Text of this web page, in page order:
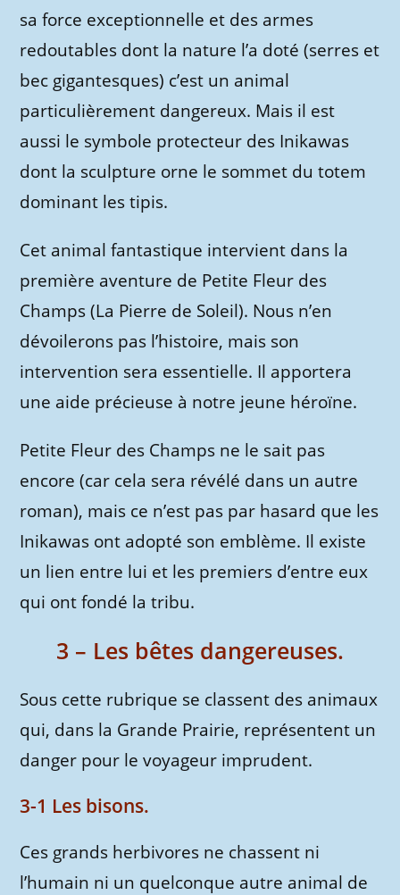
sa force exceptionnelle et des armes
redoutables dont la nature l’a doté (serres et
bec gigantesques) c’est un animal
particulièrement dangereux. Mais il est
aussi le symbole protecteur des Inikawas
dont la sculpture orne le sommet du totem
dominant les tipis.
Cet animal fantastique intervient dans la
première aventure de Petite Fleur des
Champs (La Pierre de Soleil). Nous n’en
dévoilerons pas l’histoire, mais son
intervention sera essentielle. Il apportera
une aide précieuse à notre jeune héroïne.
Petite Fleur des Champs ne le sait pas
encore (car cela sera révélé dans un autre
roman), mais ce n’est pas par hasard que les
Inikawas ont adopté son emblème. Il existe
un lien entre lui et les premiers d’entre eux
qui ont fondé la tribu.
3 – Les bêtes dangereuses.
Sous cette rubrique se classent des animaux
qui, dans la Grande Prairie, représentent un
danger pour le voyageur imprudent.
3-1 Les bisons.
Ces grands herbivores ne chassent ni
l’humain ni un quelconque autre animal de